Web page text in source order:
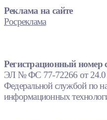
Реклама на сайте
Росреклама
Регистрационный номер
ЭЛ № ФС 77-72266 от
Федеральной службой по
информационных